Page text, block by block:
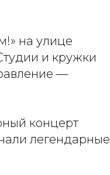
на улице
и кружки
—
концерт
легендарные